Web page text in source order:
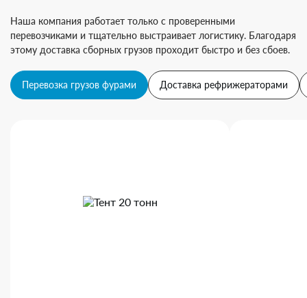
Наша компания работает только с проверенными
перевозчиками и тщательно выстраивает логистику. Благодаря
этому доставка сборных грузов проходит быстро и без сбоев.
Перевозка грузов фурами Доставка рефрижераторами